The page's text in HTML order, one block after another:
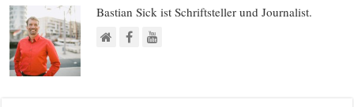
Bastian Sick ist Schriftsteller und Journalist.